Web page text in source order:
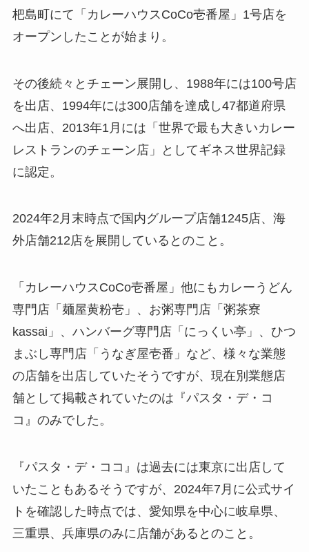
杷島町にて「カレーハウスCoCo壱番屋」1号店を
オープンしたことが始まり。
その後続々とチェーン展開し、1988年には100号店
を出店、1994年には300店舗を達成し47都道府県
へ出店、2013年1月には「世界で最も大きいカレー
レストランのチェーン店」としてギネス世界記録
に認定。
2024年2月末時点で国内グループ店舗1245店、海
外店舗212店を展開しているとのこと。
「カレーハウスCoCo壱番屋」他にもカレーうどん
専門店「麺屋黄粉壱」、お粥専門店「粥茶寮
kassai」、ハンバーグ専門店「にっくい亭」、ひつ
まぶし専門店「うなぎ屋壱番」など、様々な業態
の店舗を出店していたそうですが、現在別業態店
舗として掲載されていたのは『パスタ・デ・コ
コ』のみでした。
『パスタ・デ・ココ』は過去には東京に出店して
いたこともあるそうですが、2024年7月に公式サイ
トを確認した時点では、愛知県を中心に岐阜県、
三重県、兵庫県のみに店舗があるとのこと。